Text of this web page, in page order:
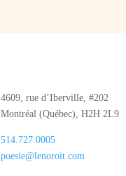
4609, rue d’Iberville, #202
Montréal (Québec), H2H 2L9
514.727.0005
poesie@lenoroit.com